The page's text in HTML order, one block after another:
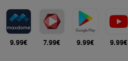
9.99€ 7.99€ 9.99€ 9.99€